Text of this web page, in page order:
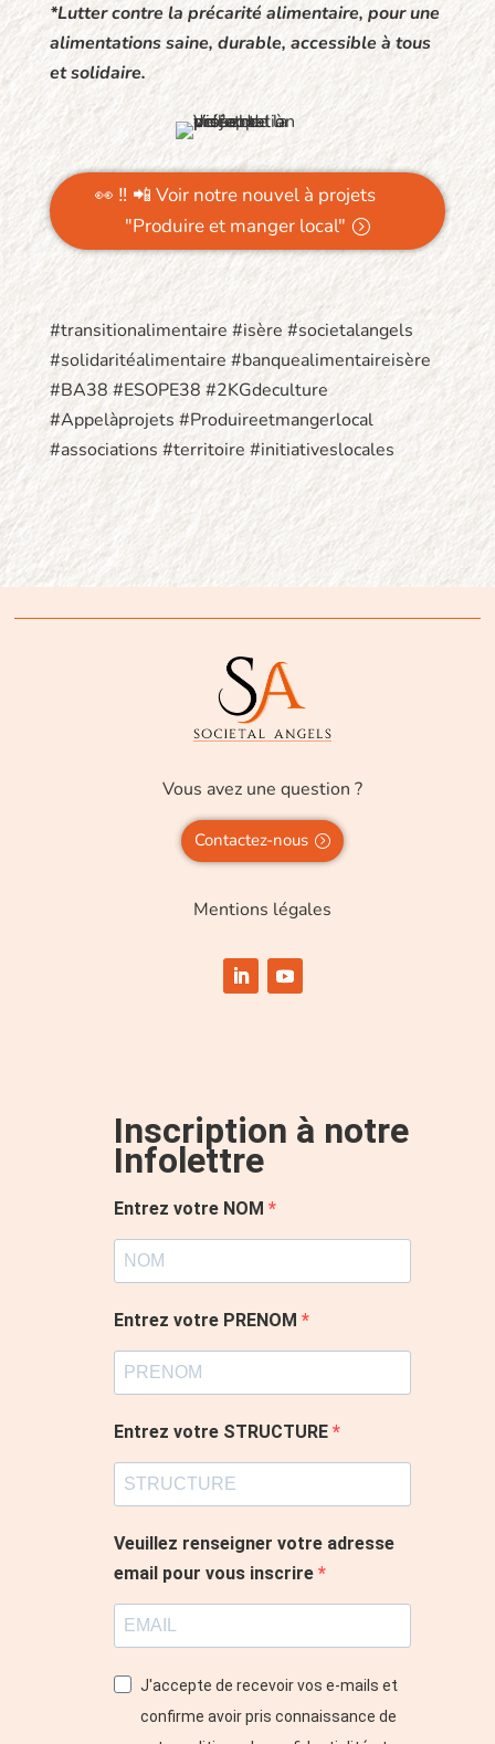
*Lutter contre la précarité alimentaire, pour une
alimentations saine, durable, accessible à tous
et solidaire.
👀 ‼️ 📲 Voir notre nouvel à projets
"Produire et manger local"
#transitionalimentaire #isère #societalangels
#solidaritéalimentaire #banquealimentaireisère
#BA38 #ESOPE38 #2KGdeculture
#Appelàprojets #Produireetmangerlocal
#associations #territoire #initiativeslocales
Vous avez une question ?
Contactez-nous
Mentions légales
Inscription à notre
Infolettre
Entrez votre NOM
Entrez votre PRENOM
Entrez votre STRUCTURE
Veuillez renseigner votre adresse
email pour vous inscrire
J'accepte de recevoir vos e-mails et
confirme avoir pris connaissance de